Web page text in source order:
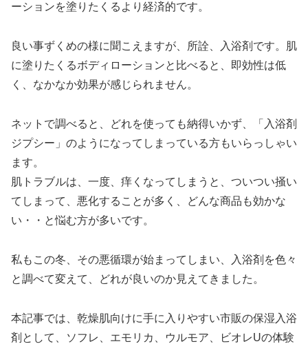
ーションを塗りたくるより経済的です。
良い事ずくめの様に聞こえますが、所詮、入浴剤です。肌
に塗りたくるボディローションと比べると、即効性は低
く、なかなか効果が感じられません。
ネットで調べると、どれを使っても納得いかず、「入浴剤
ジプシー」のようになってしまっている方もいらっしゃい
ます。
肌トラブルは、一度、痒くなってしまうと、ついつい掻い
てしまって、悪化することが多く、どんな商品も効かな
い・・と悩む方が多いです。
私もこの冬、その悪循環が始まってしまい、入浴剤を色々
と調べて変えて、どれが良いのか見えてきました。
本記事では、乾燥肌向けに手に入りやすい市販の保湿入浴
剤として、ソフレ、エモリカ、ウルモア、ビオレUの体験